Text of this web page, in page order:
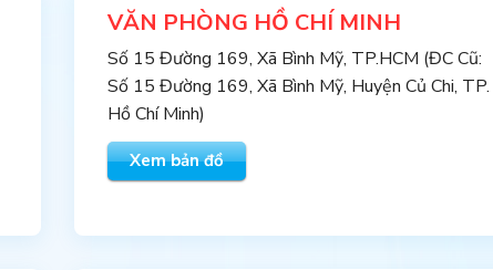
VĂN PHÒNG HỒ CHÍ MINH
Số 15 Đường 169, Xã Bình Mỹ, TP.HCM (ĐC Cũ:
Số 15 Đường 169, Xã Bình Mỹ, Huyện Củ Chi, TP.
Hồ Chí Minh)
Xem bản đồ